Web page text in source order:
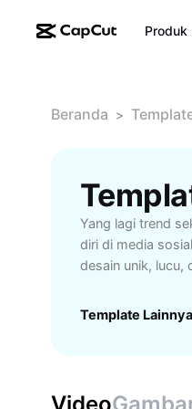
Produk
Beranda >
Yang lagi trend
diri di media
desain unik, lucu,
stiker viral yang
stiker seperti
Template Lainnya